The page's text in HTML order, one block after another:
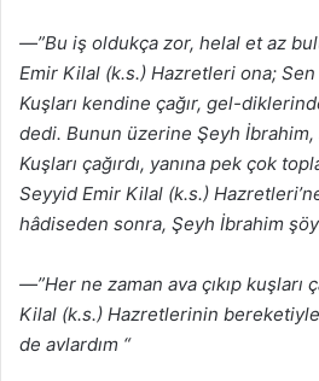
—”Bu iş oldukça zor, helal et az
Emir Kilal (k.s.) Hazretleri ona; Sen
Kuşları kendine çağır, gel-
dedi. Bunun üzerine Şeyh İbrahim,
Kuşları çağırdı, yanına pek çok
Seyyid Emir Kilal (k.s.)
hâdiseden sonra, Şeyh İbrahim
—”Her ne zaman ava çıkıp kuşları
Kilal (k.s.) Hazretlerinin bereketiyle
de avlardım “